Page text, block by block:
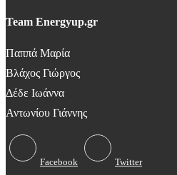
Team Energyup.gr
Παππά Μαρία
Βλάχος Γιώργος
Δέδε Ιωάννα
Αντωνίου Γιάννης
Facebook Twitter